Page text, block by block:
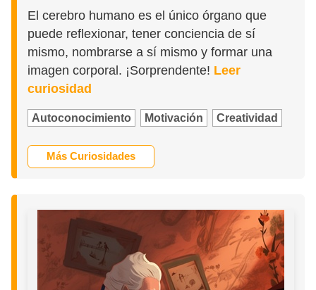
El cerebro humano es el único órgano que
puede reflexionar, tener conciencia de sí
mismo, nombrarse a sí mismo y formar una
imagen corporal. ¡Sorprendente! Leer
curiosidad
Autoconocimiento Motivación Creatividad
Más Curiosidades